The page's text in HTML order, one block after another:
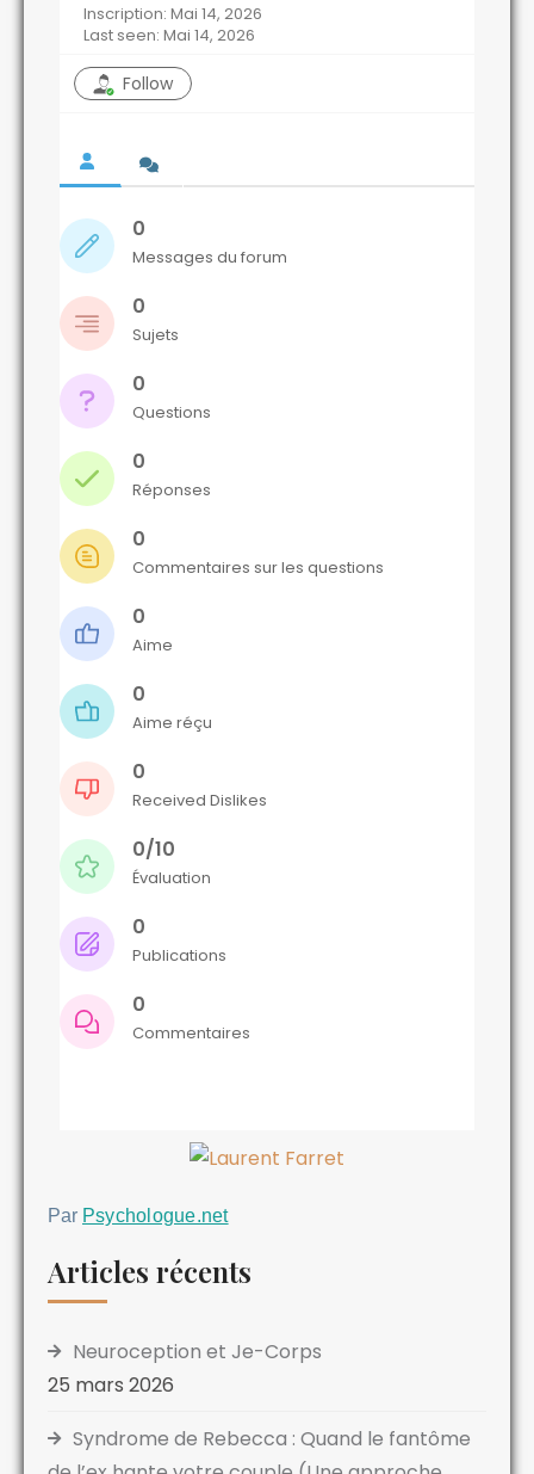
Inscription: Mai 14, 2026
Last seen: Mai 14, 2026
Follow
0
Messages du forum
0
Sujets
0
Questions
0
Réponses
0
Commentaires sur les questions
0
Aime
0
Aime réçu
0
Received Dislikes
0/10
Évaluation
0
Publications
0
Commentaires
Par Psychologue.net
Articles récents
Neuroception et Je-Corps
25 mars 2026
Syndrome de Rebecca : Quand le fantôme